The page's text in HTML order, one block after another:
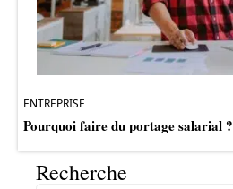
ENTREPRISE
Pourquoi faire du portage salarial ?
Recherche